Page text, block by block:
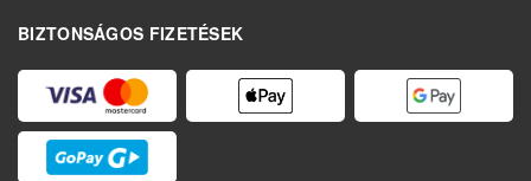
BIZTONSÁGOS FIZETÉSEK